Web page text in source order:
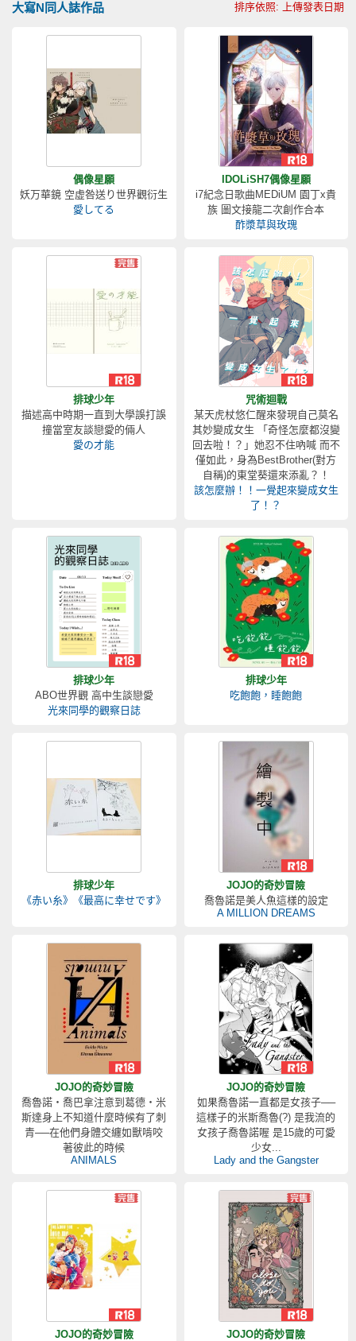
大寫N同人誌作品 排序依照: 上傳發表日期
偶像星願
妖万華鏡 空虚咎送り世界觀衍生
愛してる
IDOLiSH7偶像星願
i7紀念日歌曲MEDiUM 園丁x貴
族 圖文接龍二次創作合本
酢漿草與玫瑰
排球少年
描述高中時期一直到大學誤打誤
撞當室友談戀愛的倆人
愛の才能
咒術迴戰
某天虎杖悠仁醒來發現自己莫名
其妙變成女生 「奇怪怎麼都沒變
回去啦！？」她忍不住吶喊 而不
僅如此，身為BestBrother(對方
自稱)的東堂葵還來添亂？！
該怎麼辦！！一覺起來變成女生
了！？
排球少年
ABO世界觀 高中生談戀愛
光來同學的觀察日誌
排球少年
吃飽飽，睡飽飽
排球少年
《赤い糸》《最高に幸せです》
JOJO的奇妙冒險
喬魯諾是美人魚這樣的設定
A MILLION DREAMS
JOJO的奇妙冒險
喬魯諾‧喬巴拿注意到葛德‧米
斯達身上不知道什麼時候有了刺
青──在他們身體交纏如獸啃咬
著彼此的時候
ANIMALS
JOJO的奇妙冒險
如果喬魯諾一直都是女孩子──
這樣子的米斯喬魯(?) 是我流的
女孩子喬魯諾喔 是15歲的可愛
少女...
Lady and the Gangster
JOJO的奇妙冒險 JOJO的奇妙冒險